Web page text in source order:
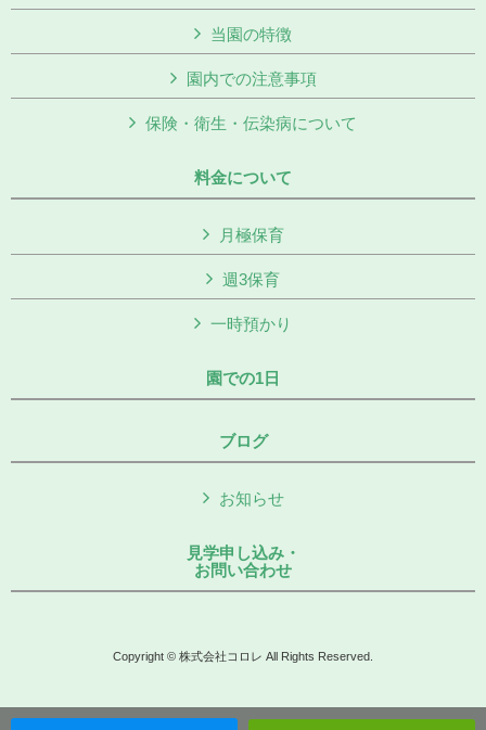
当園の特徴
園内での注意事項
保険・衛生・伝染病について
料金について
月極保育
週3保育
一時預かり
園での1日
ブログ
お知らせ
見学申し込み・
お問い合わせ
Copyright © 株式会社コロレ All Rights Reserved.